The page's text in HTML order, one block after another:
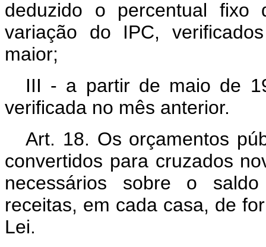
deduzido o percentual
variação do IPC,
maior;
III - a partir de maio de
verificada no mês anterior.
Art. 18. Os orçamentos
convertidos para cruzados
necessários sobre o
receitas, em cada casa, de
Lei.